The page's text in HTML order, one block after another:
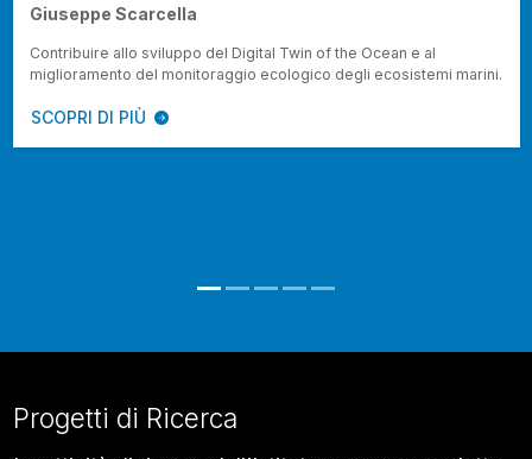
Giuseppe Scarcella
Contribuire allo sviluppo del Digital Twin of the Ocean e al
miglioramento del monitoraggio ecologico degli ecosistemi marini.
SCOPRI DI PIÙ
Progetti di Ricerca